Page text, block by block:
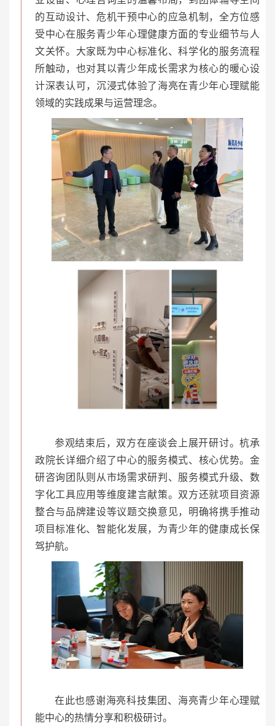
的互动设计、危机干预中心的应急机制，全方位感
受中心在服务青少年心理健康方面的专业细节与人
文关怀。大家既为中心标准化、科学化的服务流程
所触动，也对其以青少年成长需求为核心的暖心设
计深表认可，沉浸式体验了海亮在青少年心理赋能
领域的实践成果与运营理念。
参观结束后，双方在座谈会上展开研讨。杭承
政院长详细介绍了中心的服务模式、核心优势。金
研咨询团队则从市场需求研判、服务模式升级、数
字化工具应用等维度建言献策。双方还就项目资源
整合与品牌建设等议题交换意见，明确将携手推动
项目标准化、智能化发展，为青少年的健康成长保
驾护航。
在此也感谢海亮科技集团、海亮青少年心理赋
能中心的热情分享和积极研讨。